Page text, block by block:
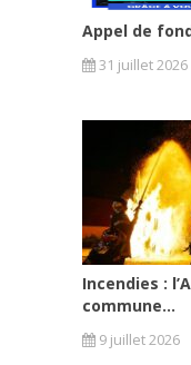
Appel de
31 juillet 2026
Incendies :
commune...
9 juillet 2026